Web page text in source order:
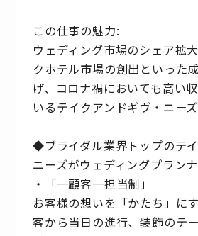
この仕事の魅力:
ウェディング市場のシェア拡
クホテル市場の創出といった
げ、コロナ禍においても高い
いるテイクアンドギヴ・ニーズ
◆ブライダル業界トップのテ
ニーズがウェディングプラン
・「一顧客一担当制」
お客様の想いを「かたち」に
客から当日の進行、装飾のテー